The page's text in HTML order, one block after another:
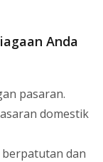
Anda
pasaran.
domestik
dan